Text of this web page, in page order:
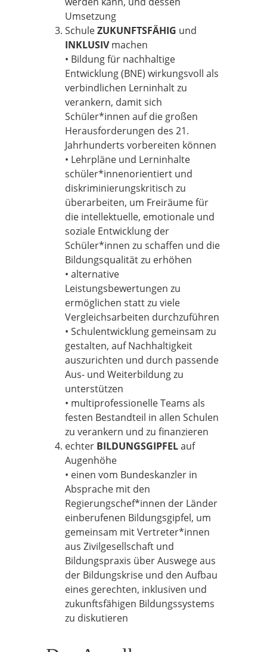
Umsetzung
SchuleZUKUNFTSFÄHIG und
INKLUSIVmachen
• Bildung für nachhaltige
Entwicklung (BNE) wirkungsvoll als
verbindlichen Lerninhalt zu
verankern, damit sich
Schüler*innen auf die großen
Herausforderungen des 21.
Jahrhunderts vorbereiten können
• Lehrpläne und Lerninhalte
schüler*innenorientiert und
diskriminierungskritisch zu
überarbeiten, um Freiräume für
die intellektuelle, emotionale und
soziale Entwicklung der
Schüler*innen zu schaffen und die
Bildungsqualität zu erhöhen
• alternative
Leistungsbewertungen zu
ermöglichen statt zu viele
Vergleichsarbeiten durchzuführen
• Schulentwicklung gemeinsam zu
gestalten, auf Nachhaltigkeit
auszurichten und durch passende
Aus- und Weiterbildung zu
unterstützen
• multiprofessionelle Teams als
festen Bestandteil in allen Schulen
zu verankern und zu finanzieren
echter BILDUNGSGIPFELauf
Augenhöhe
• einen vom Bundeskanzler in
Absprache mit den
Regierungschef*innen der Länder
einberufenen Bildungsgipfel, um
gemeinsam mit Vertreter*innen
aus Zivilgesellschaft und
Bildungspraxis über Auswege aus
der Bildungskrise und den Aufbau
eines gerechten, inklusiven und
zukunftsfähigen Bildungssystems
zu diskutieren